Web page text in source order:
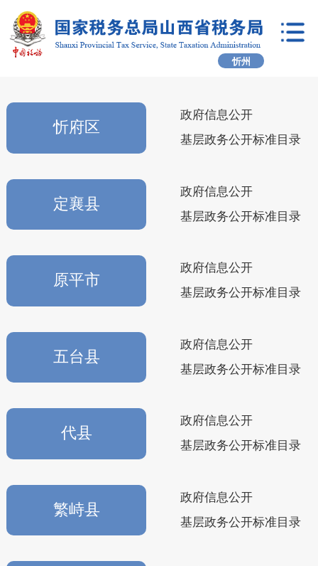
忻州
忻府区
政府信息公开
基层政务公开标准目录
定襄县
政府信息公开
基层政务公开标准目录
原平市
政府信息公开
基层政务公开标准目录
五台县
政府信息公开
基层政务公开标准目录
代县
政府信息公开
基层政务公开标准目录
繁峙县
政府信息公开
基层政务公开标准目录